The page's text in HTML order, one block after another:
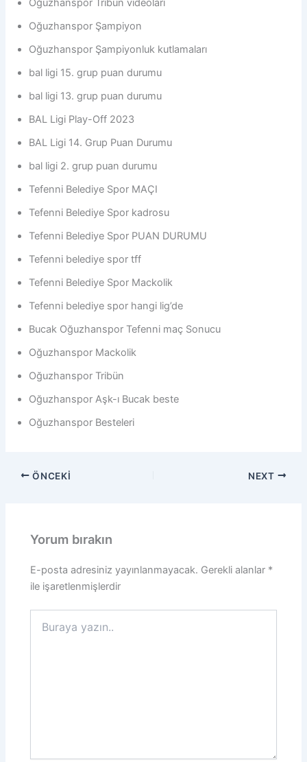
Oğuzhanspor Şampiyon
Oğuzhanspor Şampiyonluk kutlamaları
bal ligi 15. grup puan durumu
bal ligi 13. grup puan durumu
BAL Ligi Play-Off 2023
BAL Ligi 14. Grup Puan Durumu
bal ligi 2. grup puan durumu
Tefenni Belediye Spor MAÇI
Tefenni Belediye Spor kadrosu
Tefenni Belediye Spor PUAN DURUMU
Tefenni belediye spor tff
Tefenni Belediye Spor Mackolik
Tefenni belediye spor hangi lig’de
Bucak Oğuzhanspor Tefenni maç Sonucu
Oğuzhanspor Mackolik
Oğuzhanspor Tribün
Oğuzhanspor Aşk-ı Bucak beste
Oğuzhanspor Besteleri
ÖNCEKI NEXT
Yorum bırakın
E-posta adresiniz yayınlanmayacak. Gerekli alanlar *
ile işaretlenmişlerdir
yazın..